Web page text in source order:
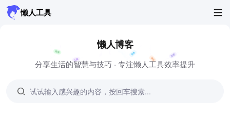
懒人工具
懒人博客
分享生活的智慧与技巧 · 专注懒人工具效率提升